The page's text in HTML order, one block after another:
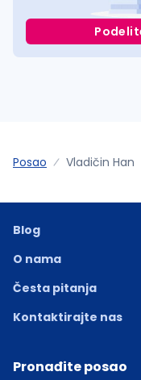
Posao Vladičin Han
Blog
O nama
Česta pitanja
Kontaktirajte nas
Pronađite posao